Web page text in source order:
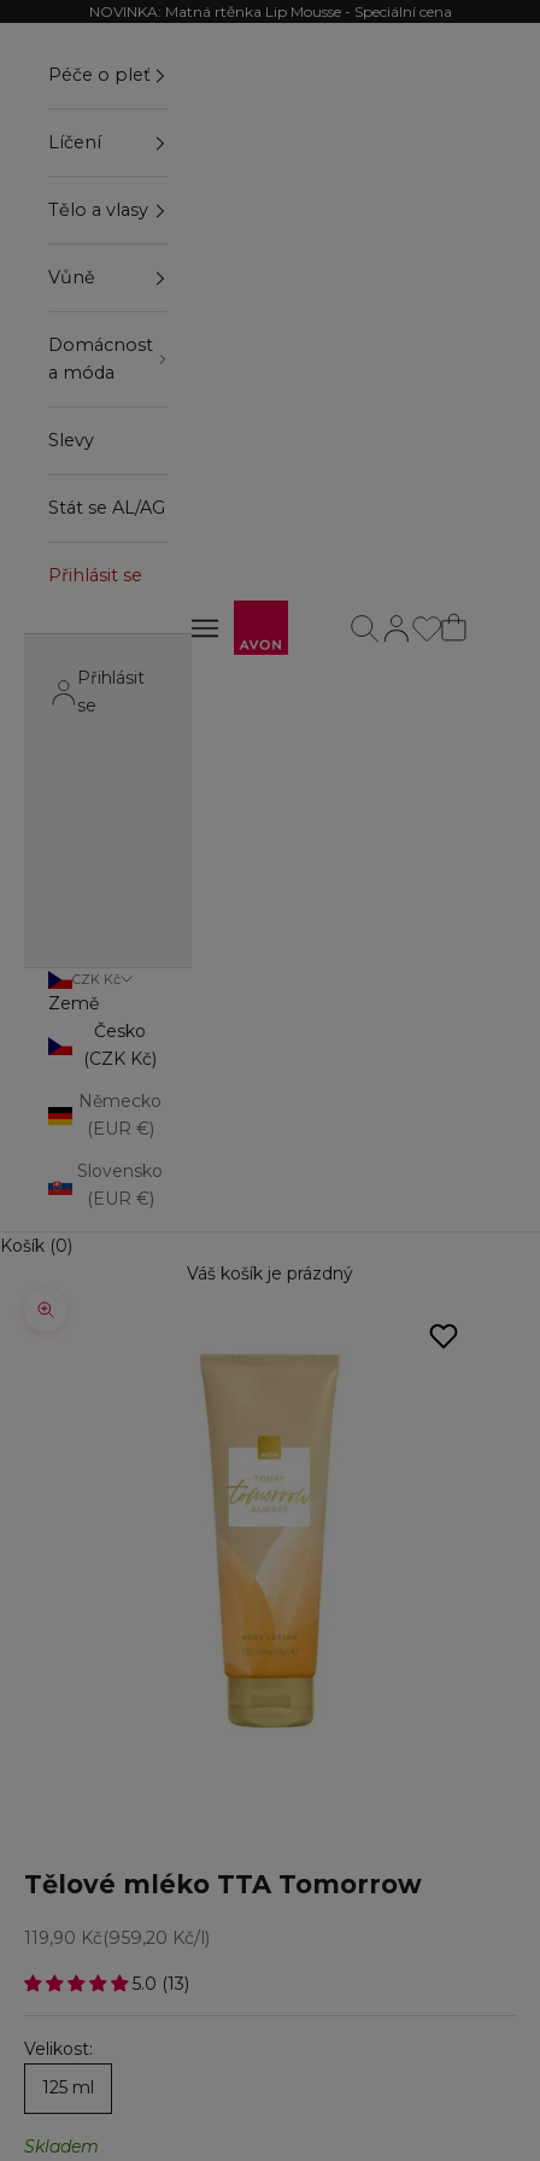
Přejít na obsahNOVINKA: Matná rtěnka Lip Mousse - Speciální cena
Otevřít navigační menu
Otevřít navigační menu
Otevřít stránku
Otevřít vyhledávání
Péče o pleť
Líčení
Tělo a vlasy
Vůně
Domácnost
a móda
Slevy
Stát se AL/AG
Přihlásit se
Přihlásit
se
CZK Kč
Země
Česko
(CZK Kč)
Německo
(EUR €)
Slovensko
(EUR €)
Košík (0)
Váš košík je prázdný
Přiblížit
Tělové mléko TTA Tomorrow
Prodejní cena
119,90 Kč(959,20 Kč/l)
5.0 (13)
Velikost:
125 ml
Skladem